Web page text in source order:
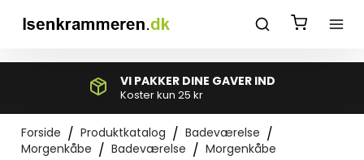
VI PAKKER DINE GAVER IND
Koster kun 25 kr
Forside / Produktkatalog / Badeværelse /
Morgenkåbe / Badeværelse / Morgenkåbe